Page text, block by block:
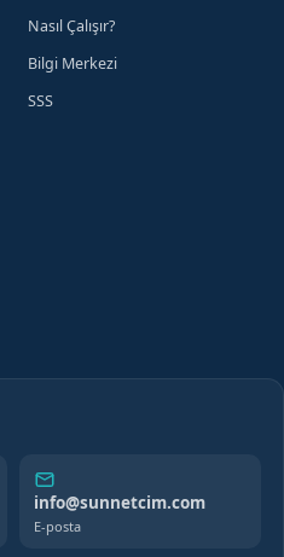
Nasıl Çalışır?
Bilgi Merkezi
SSS
info@sunnetcim.com
E-posta